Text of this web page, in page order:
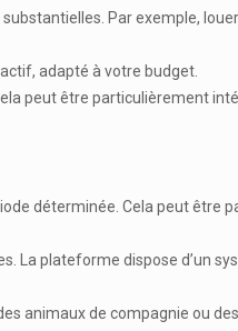
Par exemple,
adapté à votre budget.
peut être particulièrement
déterminée. Cela peut être
La plateforme dispose d’un
animaux de compagnie ou